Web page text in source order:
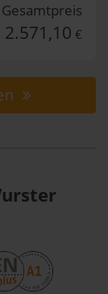
Gesamtpreis
2.571,10 €